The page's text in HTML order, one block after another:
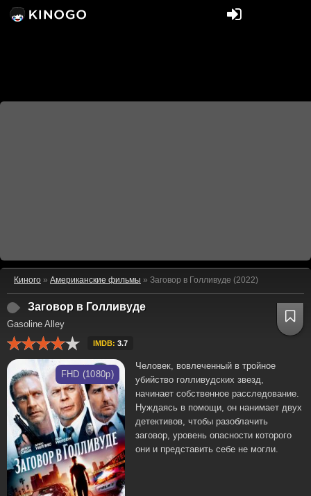
Киного » Американские фильмы » Заговор в Голливуде (2022)
Заговор в Голливуде
Gasoline Alley
IMDB: 3.7
FHD (1080p)
Человек, вовлеченный в тройное
убийство голливудских звезд,
начинает собственное расследование.
Нуждаясь в помощи, он нанимает двух
детективов, чтобы разоблачить
заговор, уровень опасности которого
они и представить себе не могли.